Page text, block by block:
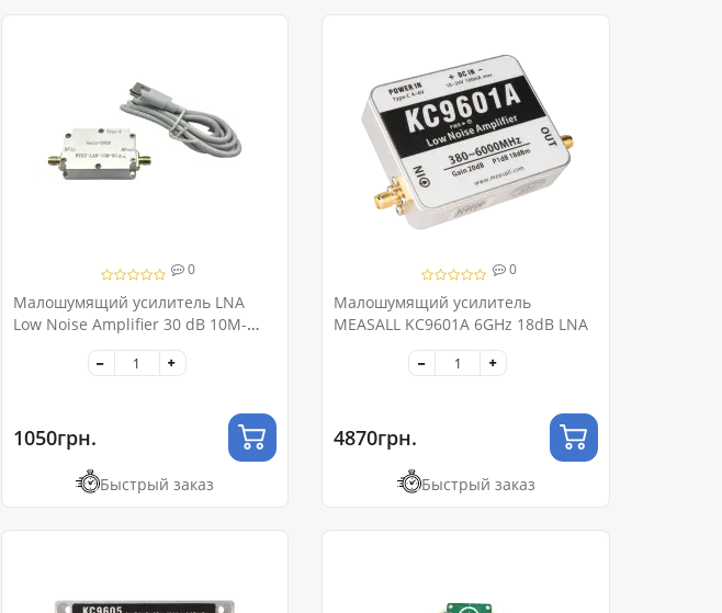
0
Малошумящий усилитель LNA
Low Noise Amplifier 30 dB 10M-
6GHz МШУ
1050грн.
Быстрый заказ
0
Малошумящий усилитель
MEASALL KC9601A 6GHz 18dB LNA
4870грн.
Быстрый заказ